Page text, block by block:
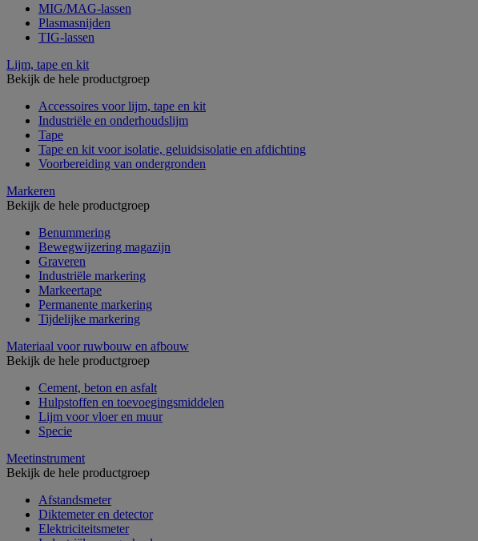
MIG/MAG-lassen
Plasmasnijden
TIG-lassen
Lijm, tape en kit
Bekijk de hele productgroep
Accessoires voor lijm, tape en kit
Industriële en onderhoudslijm
Tape
Tape en kit voor isolatie, geluidsisolatie en afdichting
Voorbereiding van ondergronden
Markeren
Bekijk de hele productgroep
Benummering
Bewegwijzering magazijn
Graveren
Industriële markering
Markeertape
Permanente markering
Tijdelijke markering
Materiaal voor ruwbouw en afbouw
Bekijk de hele productgroep
Cement, beton en asfalt
Hulpstoffen en toevoegingsmiddelen
Lijm voor vloer en muur
Specie
Meetinstrument
Bekijk de hele productgroep
Afstandsmeter
Diktemeter en detector
Elektriciteitsmeter